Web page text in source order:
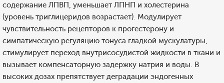
содержание ЛПВП, уменьшает ЛПНП и холестерина
(уровень триглицеридов возрастает). Модулирует
чувствительность рецепторов к прогестерону и
симпатическую регуляцию тонуса гладкой мускулатуры,
стимулирует переход внутрисосудистой жидкости в ткани и
вызывает компенсаторную задержку натрия и воды. В
высоких дозах препятствует деградации эндогенных